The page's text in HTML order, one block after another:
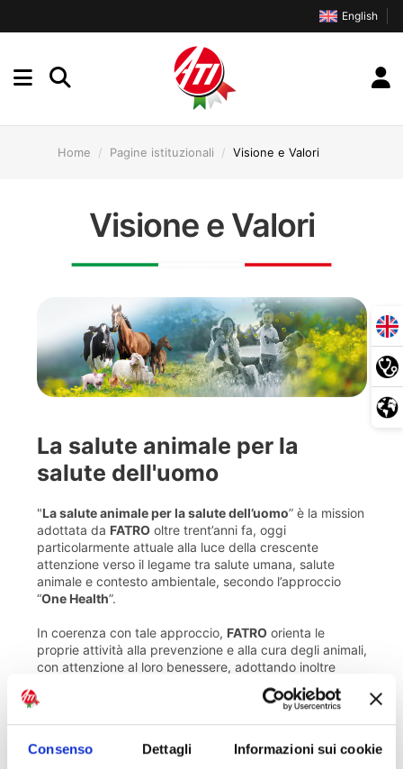
Consenso Dettagli Informazioni sui cookie
English
Home Pagine istituzionali Visione e Valori
Visione e Valori
La salute animale per la
salute dell'uomo
"La salute animale per la salute dell’uomo” è la mission
adottata da FATROoltre trent’anni fa, oggi
particolarmente attuale alla luce della crescente
attenzione verso il legame tra salute umana, salute
animale e contesto ambientale, secondo l’approccio
“One Health”.
In coerenza con tale approccio, FATROorienta le
proprie attività alla prevenzione e alla cura degli animali,
con attenzione al loro benessere, adottando inoltre
pratiche finalizzate a un utilizzo responsabile delle
risorse nei processi produttivi e al progressivo